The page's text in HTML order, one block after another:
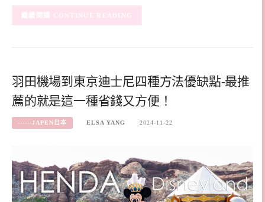
CONTINUE READING
羽田機場到東京迪士尼四種方法優缺點-最推
薦的就是這一種省錢又方便！
------JAPEN日本 ELSA YANG 2024-11-22